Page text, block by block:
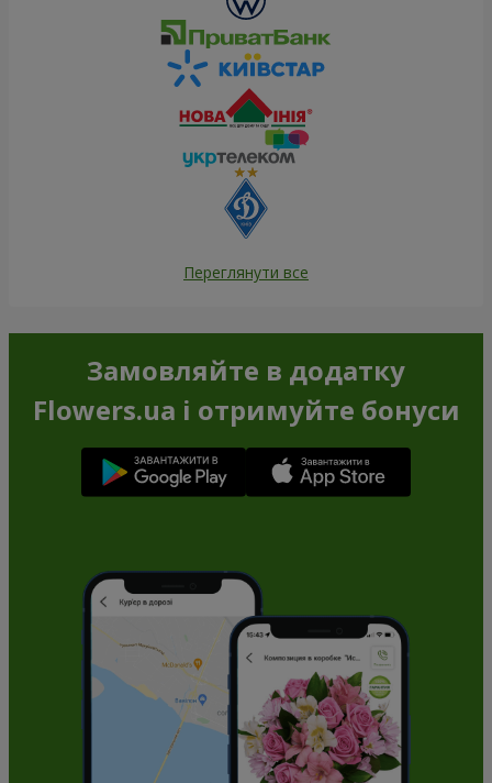
Переглянути все
Замовляйте в додатку
Flowers.ua і отримуйте бонуси